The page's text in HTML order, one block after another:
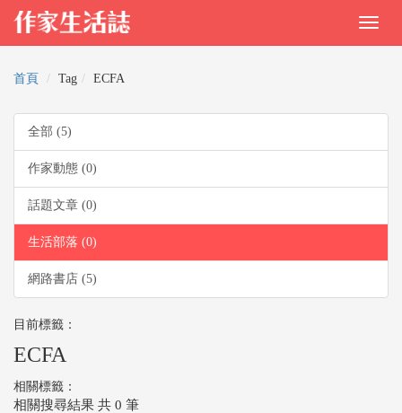
首頁 Tag ECFA
全部 (5)
作家動態 (0)
話題文章 (0)
生活部落 (0)
網路書店 (5)
目前標籤：
ECFA
相關標籤：
相關搜尋結果 共 0 筆